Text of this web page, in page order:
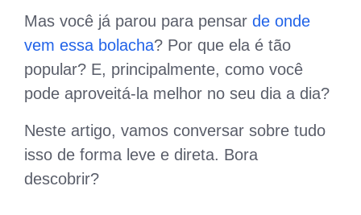
Mas você já parou para pensar de onde
vem essa bolacha? Por que ela é tão
popular? E, principalmente, como você
pode aproveitá-la melhor no seu dia a dia?
Neste artigo, vamos conversar sobre tudo
isso de forma leve e direta. Bora
descobrir?